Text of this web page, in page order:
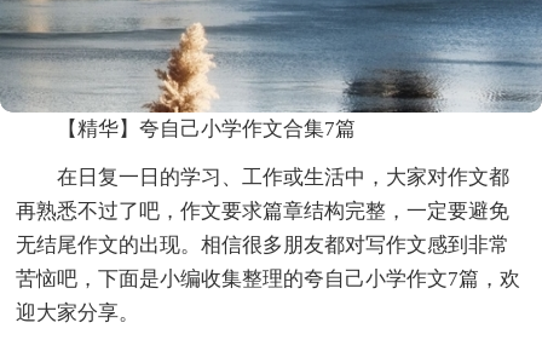
【精华】夸自己小学作文合集7篇
在日复一日的学习、工作或生活中，大家对作文都
再熟悉不过了吧，作文要求篇章结构完整，一定要避免
无结尾作文的出现。相信很多朋友都对写作文感到非常
苦恼吧，下面是小编收集整理的夸自己小学作文7篇，欢
迎大家分享。